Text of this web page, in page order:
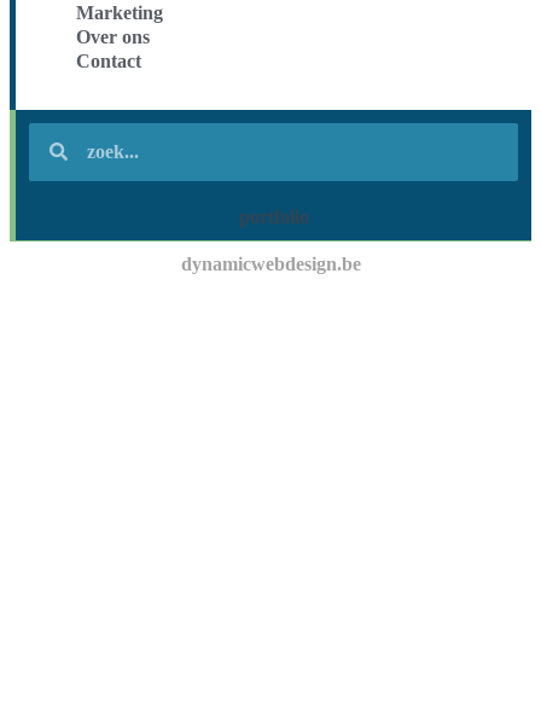
Marketing
Over ons
Contact
portfolio
dynamicwebdesign.be